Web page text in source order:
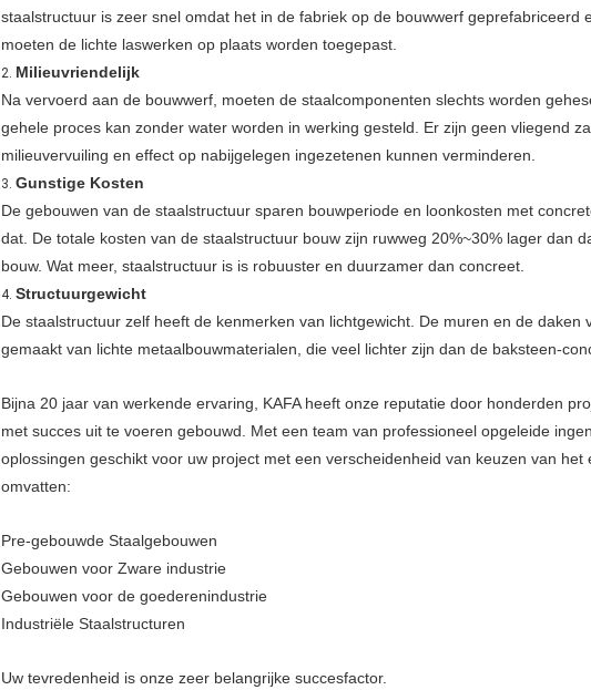
staalstructuur is zeer snel omdat het in de fabriek op de bouwwerf geprefabriceerd
moeten de lichte laswerken op plaats worden toegepast.
2. Milieuvriendelijk
Na vervoerd aan de bouwwerf, moeten de staalcomponenten slechts worden
gehele proces kan zonder water worden in werking gesteld. Er zijn geen vliegend
milieuvervuiling en effect op nabijgelegen ingezetenen kunnen verminderen.
3. Gunstige Kosten
De gebouwen van de staalstructuur sparen bouwperiode en loonkosten met
dat. De totale kosten van de staalstructuur bouw zijn ruwweg 20%~30% lager dan
bouw. Wat meer, staalstructuur is is robuuster en duurzamer dan concreet.
4. Structuurgewicht
De staalstructuur zelf heeft de kenmerken van lichtgewicht. De muren en de daken
gemaakt van lichte metaalbouwmaterialen, die veel lichter zijn dan de baksteen-
Bijna 20 jaar van werkende ervaring, KAFA heeft onze reputatie door honderden
met succes uit te voeren gebouwd. Met een team van professioneel opgeleide
oplossingen geschikt voor uw project met een verscheidenheid van keuzen van het
omvatten:
Pre-gebouwde Staalgebouwen
Gebouwen voor Zware industrie
Gebouwen voor de goederenindustrie
Industriële Staalstructuren
Uw tevredenheid is onze zeer belangrijke succesfactor.